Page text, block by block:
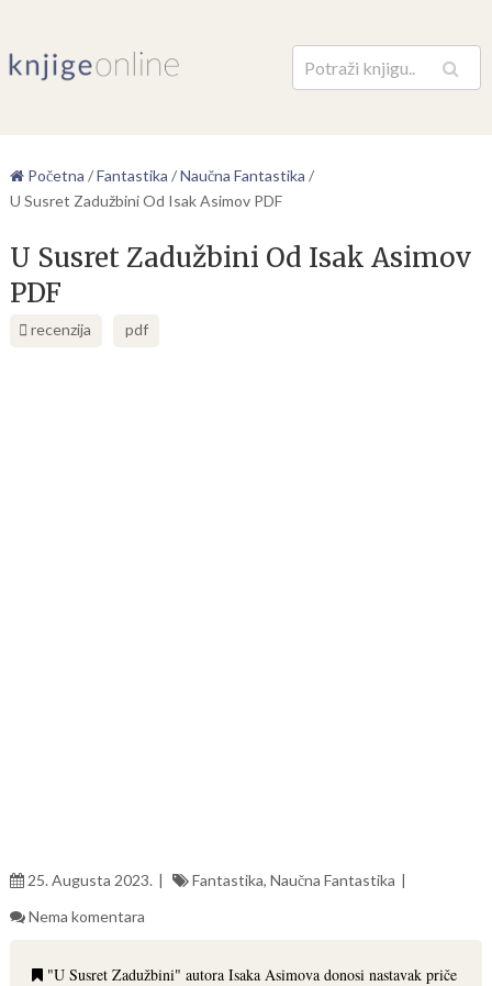
Pretraga
Početna /Fantastika /Naučna Fantastika /
U Susret Zadužbini Od Isak Asimov PDF
U Susret Zadužbini Od Isak Asimov
PDF
recenzija pdf
25. Augusta 2023. Fantastika, Naučna Fantastika
Nema komentara
"U Susret Zadužbini" autora Isaka Asimova donosi nastavak priče